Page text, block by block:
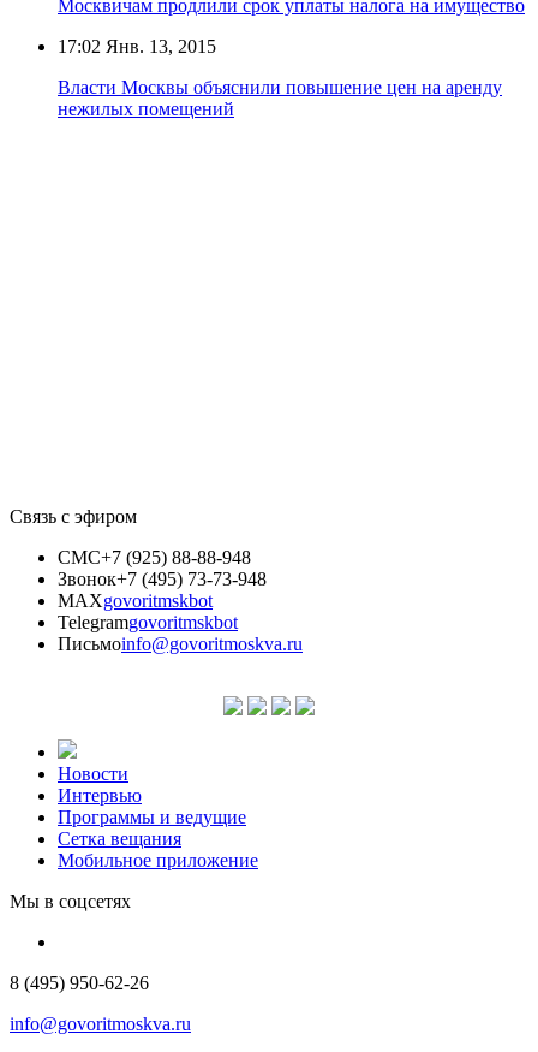
Москвичам продлили срок уплаты налога на имущество
17:02 Янв. 13, 2015
Власти Москвы объяснили повышение цен на аренду
нежилых помещений
Связь с эфиром
СМС+7 (925) 88-88-948
Звонок+7 (495) 73-73-948
MAXgovoritmskbot
Telegramgovoritmskbot
Письмоinfo@govoritmoskva.ru
Новости
Интервью
Программы и ведущие
Сетка вещания
Мобильное приложение
Мы в соцсетях
8 (495) 950-62-26
info@govoritmoskva.ru